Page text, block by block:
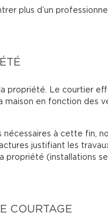
plus d’un
propriété. Le courtier
maison en fonction des
nécessaires à cette fin,
justifiant les
propriété (installations
COURTAGE